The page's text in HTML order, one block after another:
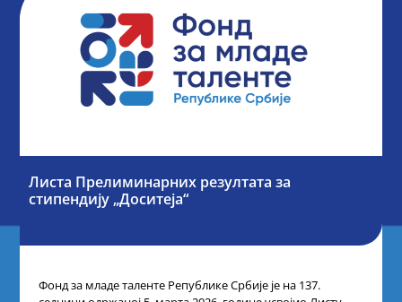
Листа Прелиминарних резултата за
стипендију „Доситеја“
Фонд за младе таленте Републике Србије је на 137.